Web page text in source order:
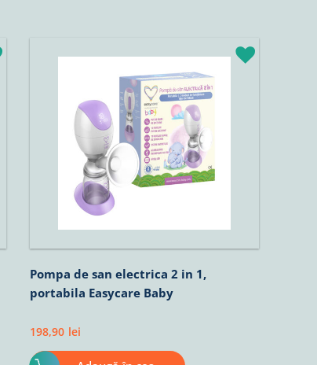
Pompa de san electrica 2 in 1,
portabila Easycare Baby
198,90 lei